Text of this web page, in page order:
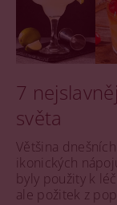
7
světa
Většina
ikonických
byly použity k
ale požitek z